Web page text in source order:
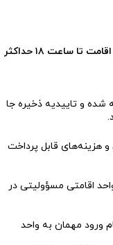
ماده ۱۸. ورود مهمان تا قبل از ساعت ۶ صبح یک شب اقامت کامل و پس از آن حداکثر تا ۵۰ درصد هزینه کامل اقامت یک شب محاسبه خواهد شد. همچنین در صورت درخواست مهمان برای افزایش زمان اقامت تا ساعت ۱۸ حداکثر
و تاییدیه ذخیره جا
و هزینه‌های قابل پرداخت
اقامتی مسؤولیتی در
ورود مهمان به واحد